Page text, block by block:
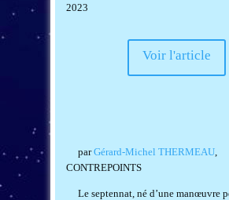
2023
Voir l'article
parGérard-Michel THERMEAU
CONTREPOINTS
Le septennat, né d’une manœuvre